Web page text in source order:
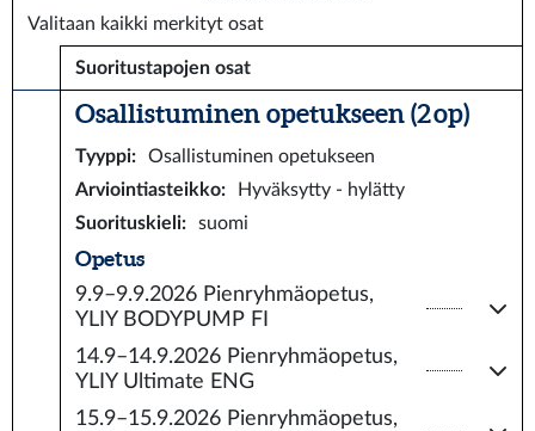
Valitaan kaikki merkityt osat
Suoritustapojen osat
Osallistuminen opetukseen (2 op)
Tyyppi:
Osallistuminen opetukseen
Arviointiasteikko:
Hyväksytty - hylätty
Suorituskieli: suomi
Opetus
9.9–9.9.2026 Pienryhmäopetus,
YLIY BODYPUMP FI
14.9–14.9.2026 Pienryhmäopetus,
YLIY Ultimate ENG
15.9–15.9.2026 Pienryhmäopetus,